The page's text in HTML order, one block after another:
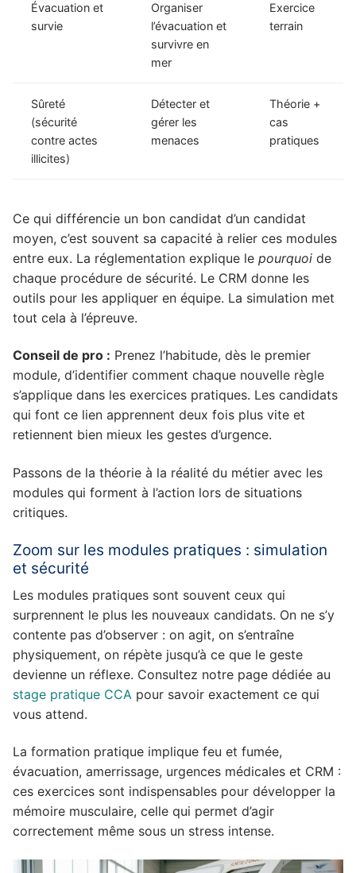
Évacuation et
survie
Organiser
l’évacuation et
survivre en
mer
Exercice
terrain
Sûreté
(sécurité
contre actes
illicites)
Détecter et
gérer les
menaces
Théorie +
cas
pratiques
Ce qui différencie un bon candidat d’un candidat
moyen, c’est souvent sa capacité à relier ces modules
entre eux. La réglementation explique le pourquoi de
chaque procédure de sécurité. Le CRM donne les
outils pour les appliquer en équipe. La simulation met
tout cela à l’épreuve.
Conseil de pro : Prenez l’habitude, dès le premier
module, d’identifier comment chaque nouvelle règle
s’applique dans les exercices pratiques. Les candidats
qui font ce lien apprennent deux fois plus vite et
retiennent bien mieux les gestes d’urgence.
Passons de la théorie à la réalité du métier avec les
modules qui forment à l’action lors de situations
critiques.
Zoom sur les modules pratiques : simulation
et sécurité
Les modules pratiques sont souvent ceux qui
surprennent le plus les nouveaux candidats. On ne s’y
contente pas d’observer : on agit, on s’entraîne
physiquement, on répète jusqu’à ce que le geste
devienne un réflexe. Consultez notre page dédiée au
stage pratique CCA pour savoir exactement ce qui
vous attend.
La formation pratique implique feu et fumée,
évacuation, amerrissage, urgences médicales et CRM :
ces exercices sont indispensables pour développer la
mémoire musculaire, celle qui permet d’agir
correctement même sous un stress intense.